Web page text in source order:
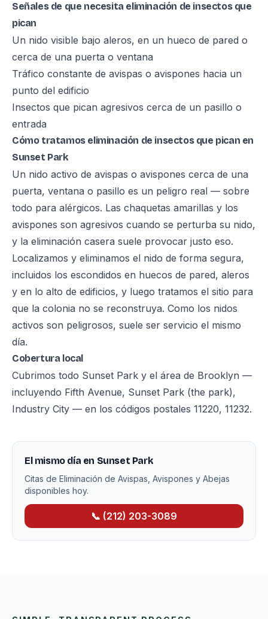
Señales de que necesita eliminación de insectos que
pican
Un nido visible bajo aleros, en un hueco de pared o
cerca de una puerta o ventana
Tráfico constante de avispas o avispones hacia un
punto del edificio
Insectos que pican agresivos cerca de un pasillo o
entrada
Cómo tratamos eliminación de insectos que pican en
Sunset Park
Un nido activo de avispas o avispones cerca de una
puerta, ventana o pasillo es un peligro real — sobre
todo para alérgicos. Las chaquetas amarillas y los
avispones son agresivos cuando se perturba su nido,
y la eliminación casera suele provocar justo eso.
Localizamos y eliminamos el nido de forma segura,
incluidos los escondidos en huecos de pared, aleros
y en lo alto de edificios, y luego tratamos el sitio para
que la colonia no se reconstruya. Como los nidos
activos son peligrosos, suele ser servicio el mismo
día.
Cobertura local
Cubrimos todo Sunset Park y el área de Brooklyn —
incluyendo Fifth Avenue, Sunset Park (the park),
Industry City — en los códigos postales 11220, 11232.
El mismo día en Sunset Park
Citas de Eliminación de Avispas, Avispones y Abejas
disponibles hoy.
📞 (212) 203-3089